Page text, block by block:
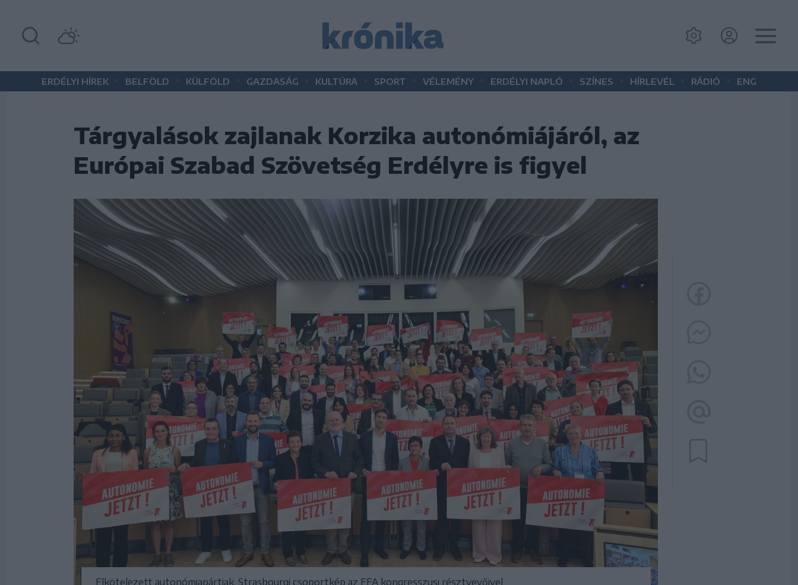
ERDÉLYI HÍREK BELFÖLD KÜLFÖLD GAZDASÁG KULTÚRA SPORT VÉLEMÉNY ERDÉLYI NAPLÓ SZÍNES HÍRLEVÉL RÁDIÓ ENG
Tárgyalások zajlanak Korzika autonómiájáról, az
Európai Szabad Szövetség Erdélyre is figyel
Elkötelezett autonómiapártiak. Strasbourgi csoportkép az EFA kongresszusi résztvevőivel